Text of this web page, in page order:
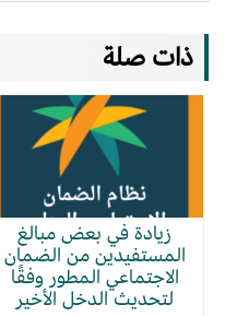
ذات صلة
زيادة في بعض مبالغ
المستفيدين من الضمان
الاجتماعي المطور وفقًا
لتحديث الدخل الأخير